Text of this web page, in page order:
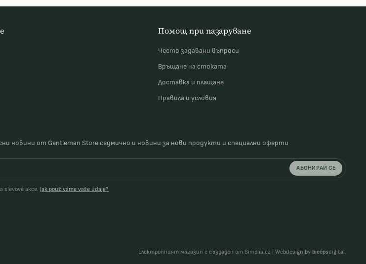
Помощ при пазаруване
Често задавани въпроси
Връщане на стоката
Доставка и плащане
Правила и условия
новини от Gentleman Store седмично и новини за нови продукти и специални оферти
АБОНИРАЙ СЕ
slevové akce. Jak používáme vaše údaje?
Електронният магазин е създаден от Simplia.cz Webdesign by bicepsdigital.